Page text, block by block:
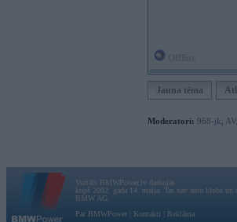
Jauna tēma
Moderatori: 968-jk AV
Vortāls BMWPower.lv darbojas
kopš 2002. gada 14. maija. Tas nav auto klubs un
BMW AG.
Par BMWPower
Kontakti Reklāma